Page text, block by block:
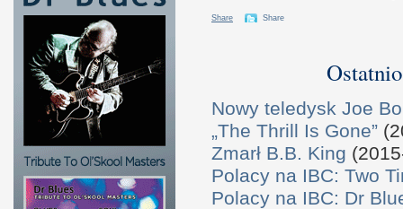
Share Share
Nowy teledysk Joe
„The Thrill Is Gone”
Zmarł B.B. King
Polacy na IBC: Two
Polacy na IBC: Dr